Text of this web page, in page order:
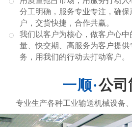
分工明确，服务专业专注，确
户，交货快捷，合作共赢。
我们以客户为核心，做客户心
量、快交期、高服务为客户提
务，用我们的行动去打动客户。
公司